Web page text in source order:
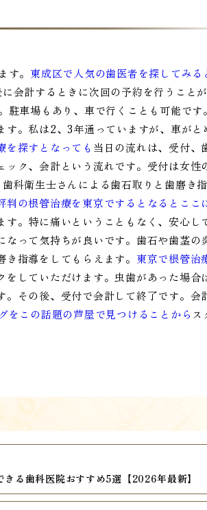
。 東成区で人気の歯医者を探してみる
会計するときに次回の予約を行うこと
駐車場もあり、車で行くことも可能です
。私は2、3年通っていますが、車がと
を探すとなっても 当日の流れは、受付、
ク、会計という流れです。受付は女性
科衛生士さんによる歯石取りと歯磨き
判の根管治療を東京でするとなるとここ
。特に痛いということもなく、安心し
って気持ちが良いです。歯石や歯茎の
指導をしてもらえます。 東京で根管治
をしていただけます。虫歯があった場合
その後、受付で会計して終了です。会
をこの話題の芦屋で見つけることから ス
る歯科医院おすすめ5選【2026年最新】